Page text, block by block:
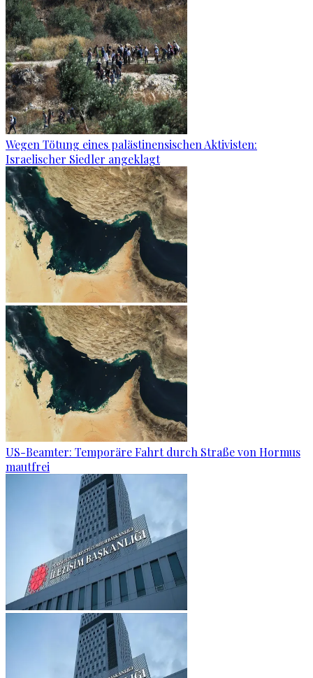
Wegen Tötung eines palästinensischen Aktivisten:
Israelischer Siedler angeklagt
US-Beamter: Temporäre Fahrt durch Straße von Hormus
mautfrei